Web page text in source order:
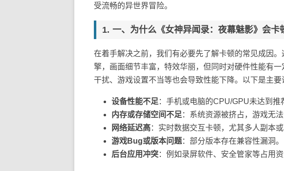
受流畅的异世界冒险。
一、为什么《女神异闻录：夜幕魅影》会卡
在着手解决之前，我们有必要先了解卡顿的常见成因。
擎，画面细节丰富，特效华丽，但同时对硬件性能有
干扰、游戏设置不当等也会导致性能下降。以下是主要
设备性能不足 ：手机或电脑的CPU/GPU未达到推
内存或存储空间不足 ：系统资源被挤占，游戏无法
网络延迟高：实时数据交互卡顿，尤其多人副本或
游戏Bug或版本问题：部分版本存在兼容性漏洞。
后台应用冲突：例如录屏软件、安全管家等占用资